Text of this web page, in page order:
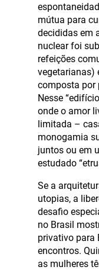
mútua para
decididas em
nuclear foi
refeições
vegetarianas)
composta por
Nesse
onde o amor
limitada –
monogamia
juntos ou em
estudado
Se a
utopias, a
desafio
no Brasil
privativo para
encontros.
as mulheres